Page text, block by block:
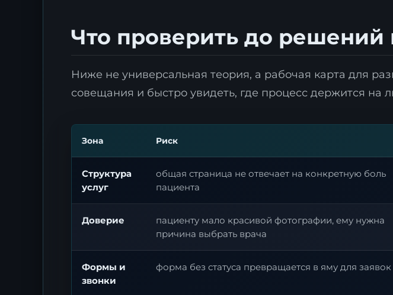
Что проверить до решений
Ниже не универсальная теория, а рабочая карта для
совещания и быстро увидеть, где процесс держится на
Зона Риск
Структура
услуг
общая страница не отвечает на конкретную боль
пациента
Доверие
пациенту мало красивой фотографии, ему нужна
причина выбрать врача
Формы и
звонки
форма без статуса превращается в яму для заявок
политикой